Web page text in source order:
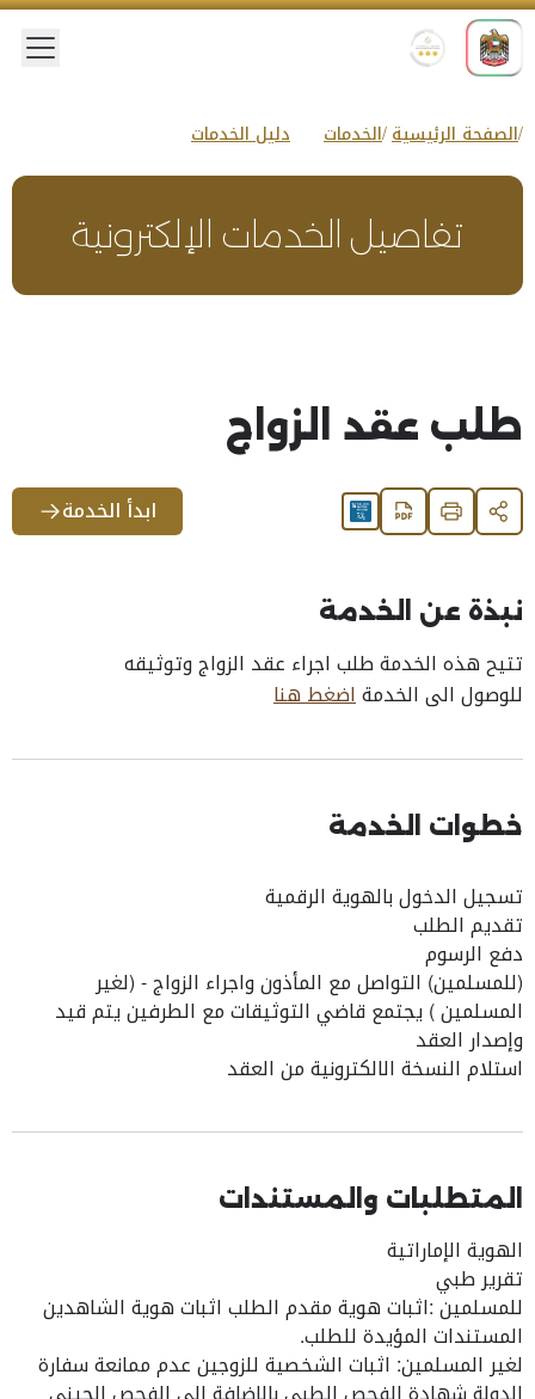
الصفحة الرئيسية الخدمات دليل الخدمات
تفاصيل الخدمات الإلكترونية
طلب عقد الزواج
ابدأ الخدمة
نبذة عن الخدمة
تتيح هذه الخدمة طلب اجراء عقد الزواج وتوثيقه
للوصول الى الخدمةاضغط هنا
خطوات الخدمة
تسجيل الدخول بالهوية الرقمية
تقديم الطلب
دفع الرسوم
(للمسلمين) التواصل مع المأذون واجراء الزواج - (لغير
المسلمين ) يجتمع قاضي التوثيقات مع الطرفين يتم قيد
وإصدار العقد
استلام النسخة الالكترونية من العقد
المتطلبات والمستندات
الهوية الإماراتية
تقرير طبي
للمسلمين :اثبات هوية مقدم الطلب اثبات هوية الشاهدين
المستندات المؤيدة للطلب.
لغير المسلمين: اثبات الشخصية للزوجين عدم ممانعة سفارة